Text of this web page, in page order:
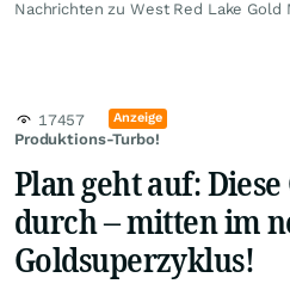
Nachrichten zu West Red Lake Gold
Produktions-Turbo!
17457 Anzeige
Plan geht auf:
durch – mitten im
Goldsuperzyklus!